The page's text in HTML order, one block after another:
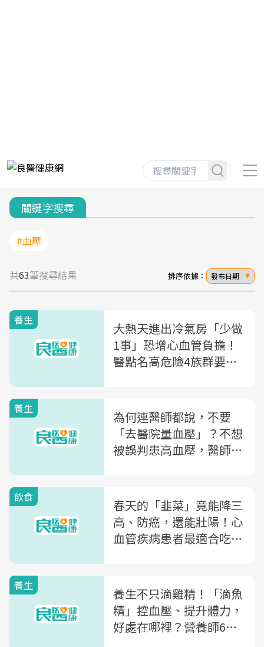
關鍵字搜尋
#血壓
共63筆搜尋結果 排序依據： 發布日期
養生
大熱天進出冷氣房「少做
1事」恐增心血管負擔！
醫點名高危險4族群要注
養生
為何連醫師都說，不要
「去醫院量血壓」？不想
被誤判患高血壓，醫師教
飲食
春天的「韭菜」竟能降三
高、防癌，還能壯陽！心
血管疾病患者最適合吃，
養生
養生不只滴雞精！「滴魚
精」控血壓、提升體力，
好處在哪裡？營養師6招